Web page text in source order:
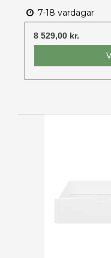
7-18 vardagar
8 529,00 kr.